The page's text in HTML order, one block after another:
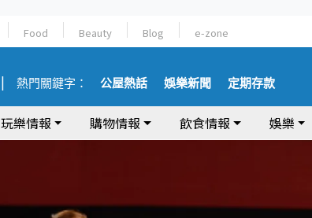
Food Beauty Blog e-zone
熱門關鍵字： 公屋熱話 娛樂新聞 定期存款
玩樂情報 購物情報 飲食情報 娛樂